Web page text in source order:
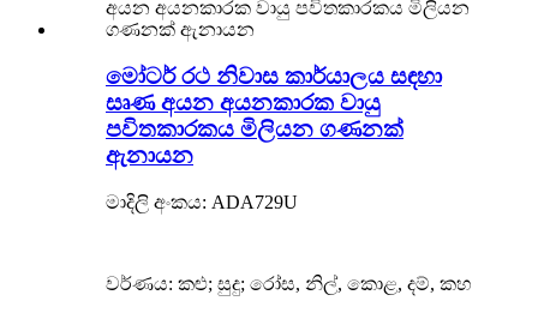
මෝටර් රථ නිවාස කාර්යාලය සඳහා
සෘණ අයන අයනකාරක වායු
පවිතකාරකය මිලියන ගණනක්
ඇනායන
මාදිලි අංකය: ADA729U
වර්ණය: කළු; සුදු; රෝස, නිල්, කොළ, දම්, කහ